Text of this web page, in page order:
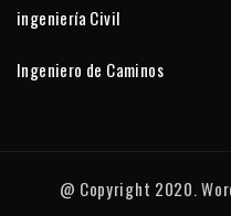
ingeniería Civil
Ingeniero de Caminos
@ Copyright 2020.